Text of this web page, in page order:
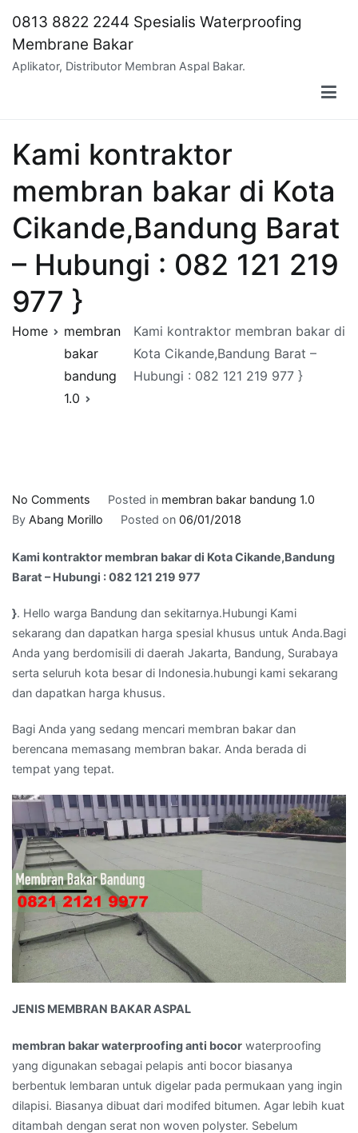
content
0813 8822 2244 Spesialis Waterproofing
Membrane Bakar
Aplikator, Distributor Membran Aspal Bakar.
Kami kontraktor
membran bakar di Kota
Cikande,Bandung Barat
– Hubungi : 082 121 219
977 }
Home
membran
bakar
bandung
1.0
Kami kontraktor membran bakar di
Kota Cikande,Bandung Barat –
Hubungi : 082 121 219 977 }
No Comments
Kami
membran
bakar
Kota
Cikande,Bandung
Barat
–
Hubungi
082
219
977
}
Posted in membran bakar bandung 1.0
By Abang Morillo Posted on 06/01/2018
Kami kontraktor membran bakar di Kota Cikande,Bandung
Barat – Hubungi : 082 121 219 977
}. Hello warga Bandung dan sekitarnya.Hubungi Kami
sekarang dan dapatkan harga spesial khusus untuk Anda.Bagi
Anda yang berdomisili di daerah Jakarta, Bandung, Surabaya
serta seluruh kota besar di Indonesia.hubungi kami sekarang
dan dapatkan harga khusus.
Bagi Anda yang sedang mencari membran bakar dan
berencana memasang membran bakar. Anda berada di
tempat yang tepat.
JENIS MEMBRAN BAKAR ASPAL
membran bakar waterproofing anti bocor waterproofing
yang digunakan sebagai pelapis anti bocor biasanya
berbentuk lembaran untuk digelar pada permukaan yang ingin
dilapisi. Biasanya dibuat dari modifed bitumen. Agar lebih kuat
ditambah dengan serat non woven polyster. Sebelum